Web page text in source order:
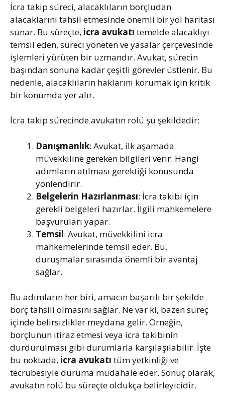
İcra takip süreci, alacaklıların borçludan
alacaklarını tahsil etmesinde önemli bir yol haritası
sunar. Bu süreçte, icra avukatı temelde alacaklıyı
temsil eden, süreci yöneten ve yasalar çerçevesinde
işlemleri yürüten bir uzmandır. Avukat, sürecin
başından sonuna kadar çeşitli görevler üstlenir. Bu
nedenle, alacaklıların haklarını korumak için kritik
bir konumda yer alır.
İcra takip sürecinde avukatın rolü şu şekildedir:
Danışmanlık: Avukat, ilk aşamada
müvekkiline gereken bilgileri verir. Hangi
adımların atılması gerektiği konusunda
yönlendirir.
Belgelerin Hazırlanması: İcra takibi için
gerekli belgeleri hazırlar. İlgili mahkemelere
başvuruları yapar.
Temsil: Avukat, müvekkilini icra
mahkemelerinde temsil eder. Bu,
duruşmalar sırasında önemli bir avantaj
sağlar.
Bu adımların her biri, amacın başarılı bir şekilde
borç tahsili olmasını sağlar. Ne var ki, bazen süreç
içinde belirsizlikler meydana gelir. Örneğin,
borçlunun itiraz etmesi veya icra takibinin
durdurulması gibi durumlarla karşılaşılabilir. İşte
bu noktada, icra avukatı tüm yetkinliği ve
tecrübesiyle duruma müdahale eder. Sonuç olarak,
avukatın rolü bu süreçte oldukça belirleyicidir.